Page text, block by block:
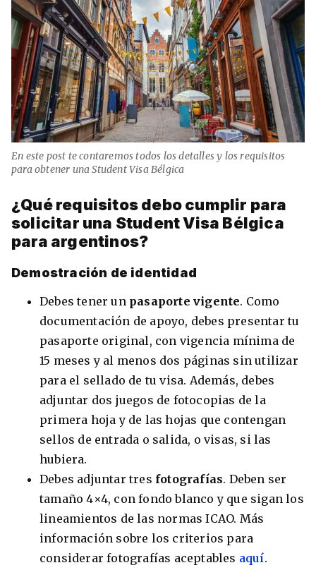
Australia permitirá la entrada de
estudiantes y trabajadores cualificados
vacunados contra el Covid-19
Agustina Fontirroig 23/11/2021
8 ciudades para tomar cursos de inglés
intensivo
Barbie Castoldi 09/11/2021
Ecuador
México
VER TODOS LOS PAÍSES
Estudia un Bachelor de IT en Cork
Estudia Business en Auckland
Estudia Desarrollo Web en Toronto
En este post te contaremos todos los detalles y los requisitos
para obtener una Student Visa Bélgica
¿Qué requisitos debo cumplir para
solicitar una Student Visa Bélgica
para argentinos?
Demostración de identidad
Debes tener un pasaporte vigente. Como
documentación de apoyo, debes presentar tu
pasaporte original, con vigencia mínima de
15 meses y al menos dos páginas sin utilizar
para el sellado de tu visa. Además, debes
adjuntar dos juegos de fotocopias de la
primera hoja y de las hojas que contengan
sellos de entrada o salida, o visas, si las
hubiera.
Debes adjuntar tres fotografías. Deben ser
tamaño 4×4, con fondo blanco y que sigan los
lineamientos de las normas ICAO. Más
información sobre los criterios para
considerar fotografías aceptables aquí.